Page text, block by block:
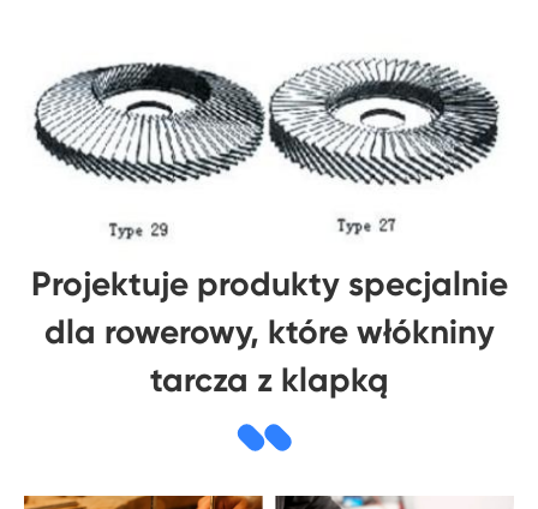
Projektuje produkty specjalnie
dla rowerowy, które włókniny
tarcza z klapką